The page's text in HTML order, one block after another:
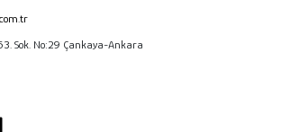
Sok. No:29 Çankaya-Ankara